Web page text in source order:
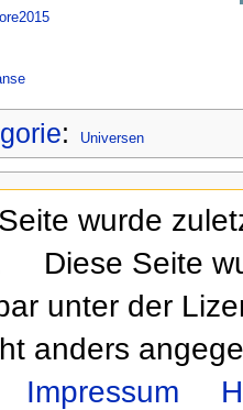
: Universen
wurde
Diese Seite
unter der
anders
Impressum